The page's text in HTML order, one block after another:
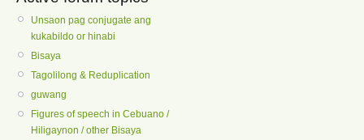
Unsaon pag conjugate ang
kukabildo or hinabi
Bisaya
Tagolilong & Reduplication
guwang
Figures of speech in Cebuano /
Hiligaynon / other Bisaya